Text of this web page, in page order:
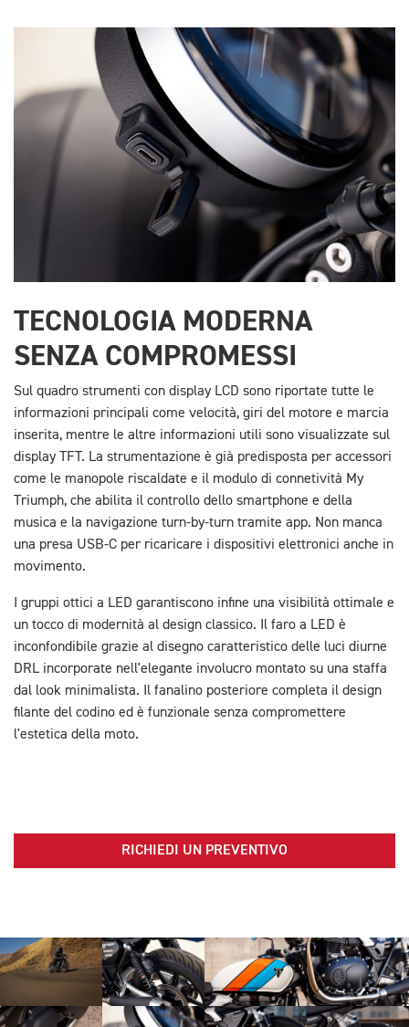
TECNOLOGIA MODERNA
SENZA COMPROMESSI
Sul quadro strumenti con display LCD sono riportate tutte le
informazioni principali come velocità, giri del motore e marcia
inserita, mentre le altre informazioni utili sono visualizzate sul
display TFT. La strumentazione è già predisposta per accessori
come le manopole riscaldate e il modulo di connetività My
Triumph, che abilita il controllo dello smartphone e della
musica e la navigazione turn-by-turn tramite app. Non manca
una presa USB-C per ricaricare i dispositivi elettronici anche in
movimento.
I gruppi ottici a LED garantiscono infine una visibilità ottimale e
un tocco di modernità al design classico. Il faro a LED è
inconfondibile grazie al disegno caratteristico delle luci diurne
DRL incorporate nell'elegante involucro montato su una staffa
dal look minimalista. Il fanalino posteriore completa il design
filante del codino ed è funzionale senza compromettere
l'estetica della moto.
RICHIEDI UN PREVENTIVO